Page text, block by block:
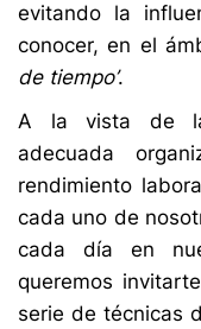
evitando la
conocer, en el
de tiempo’.
A la vista de
adecuada
rendimiento
cada uno de
cada día en
queremos
serie de técnicas